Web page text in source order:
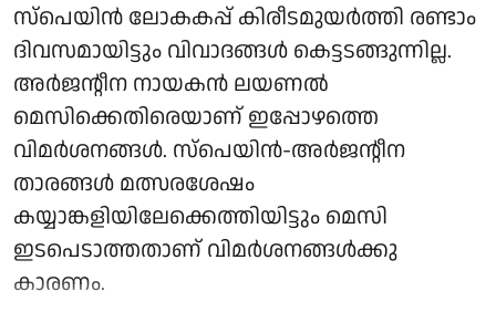
സ്പെയിൻ ലോകകപ്പ് കിരീടമുയർത്തി രണ്ടാം
ദിവസമായിട്ടും വിവാദങ്ങൾ കെട്ടടങ്ങുന്നില്ല.
അർജന്റീന നായകൻ ലയണൽ
മെസിക്കെതിരെയാണ് ഇപ്പോഴത്തെ
വിമർശനങ്ങൾ. സ്‌പെയിൻ-അർജന്റീന
താരങ്ങൾ മത്സരശേഷം
കയ്യാങ്കളിയിലേക്കെത്തിയിട്ടും മെസി
ഇടപെടാത്തതാണ് വിമർശനങ്ങൾക്കു
കാരണം.